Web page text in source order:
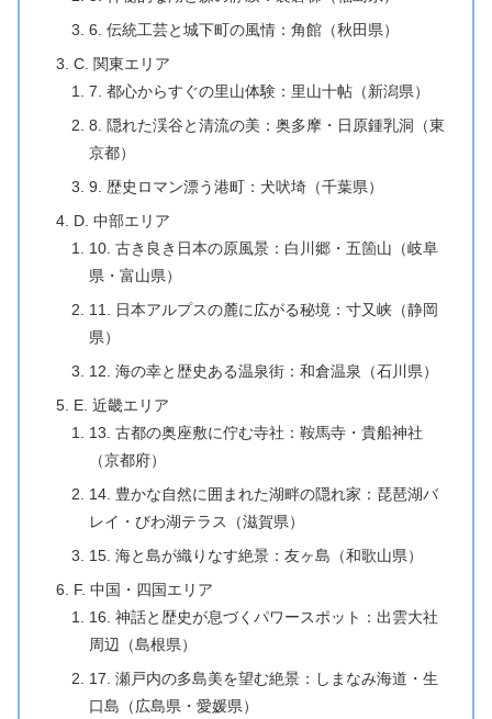
6. 伝統工芸と城下町の風情：角館（秋田県）
C. 関東エリア
7. 都心からすぐの里山体験：里山十帖（新潟県）
8. 隠れた渓谷と清流の美：奥多摩・日原鍾乳洞（東
京都）
9. 歴史ロマン漂う港町：犬吠埼（千葉県）
D. 中部エリア
10. 古き良き日本の原風景：白川郷・五箇山（岐阜
県・富山県）
11. 日本アルプスの麓に広がる秘境：寸又峡（静岡
県）
12. 海の幸と歴史ある温泉街：和倉温泉（石川県）
E. 近畿エリア
13. 古都の奥座敷に佇む寺社：鞍馬寺・貴船神社
（京都府）
14. 豊かな自然に囲まれた湖畔の隠れ家：琵琶湖バ
レイ・びわ湖テラス（滋賀県）
15. 海と島が織りなす絶景：友ヶ島（和歌山県）
F. 中国・四国エリア
16. 神話と歴史が息づくパワースポット：出雲大社
周辺（島根県）
17. 瀬戸内の多島美を望む絶景：しまなみ海道・生
口島（広島県・愛媛県）